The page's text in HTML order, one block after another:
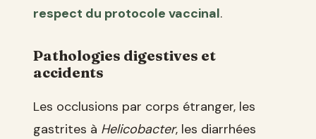
respect du protocole vaccinal.
Pathologies digestives et
accidents
Les occlusions par corps étranger, les
gastrites à Helicobacter, les diarrhées